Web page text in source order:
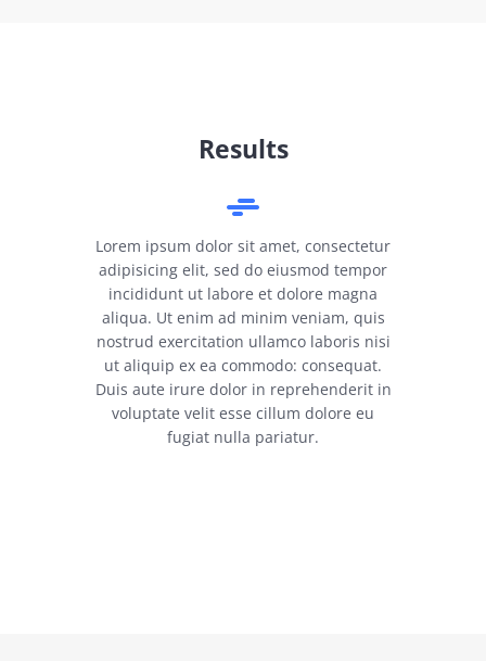
Results
Lorem ipsum dolor sit amet, consectetur
adipisicing elit, sed do eiusmod tempor
incididunt ut labore et dolore magna
aliqua. Ut enim ad minim veniam, quis
nostrud exercitation ullamco laboris nisi
ut aliquip ex ea commodo: consequat.
Duis aute irure dolor in reprehenderit in
voluptate velit esse cillum dolore eu
fugiat nulla pariatur.